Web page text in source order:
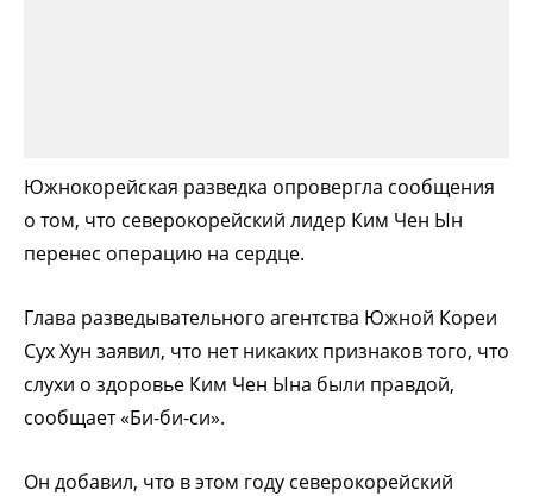
Южнокорейская разведка опровергла сообщения
о том, что северокорейский лидер Ким Чен Ын
перенес операцию на сердце.
Глава разведывательного агентства Южной Кореи
Сух Хун заявил, что нет никаких признаков того, что
слухи о здоровье Ким Чен Ына были правдой,
сообщает «Би-би-си».
Он добавил, что в этом году северокорейский